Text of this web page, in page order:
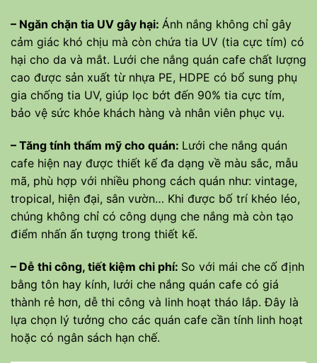
– Ngăn chặn tia UV gây hại: Ánh nắng không chỉ gây
cảm giác khó chịu mà còn chứa tia UV (tia cực tím) có
hại cho da và mắt. Lưới che nắng quán cafe chất lượng
cao được sản xuất từ nhựa PE, HDPE có bổ sung phụ
gia chống tia UV, giúp lọc bớt đến 90% tia cực tím,
bảo vệ sức khỏe khách hàng và nhân viên phục vụ.
– Tăng tính thẩm mỹ cho quán: Lưới che nắng quán
cafe hiện nay được thiết kế đa dạng về màu sắc, mẫu
mã, phù hợp với nhiều phong cách quán như: vintage,
tropical, hiện đại, sân vườn… Khi được bố trí khéo léo,
chúng không chỉ có công dụng che nắng mà còn tạo
điểm nhấn ấn tượng trong thiết kế.
– Dễ thi công, tiết kiệm chi phí: So với mái che cố định
bằng tôn hay kính, lưới che nắng quán cafe có giá
thành rẻ hơn, dễ thi công và linh hoạt tháo lắp. Đây là
lựa chọn lý tưởng cho các quán cafe cần tính linh hoạt
hoặc có ngân sách hạn chế.